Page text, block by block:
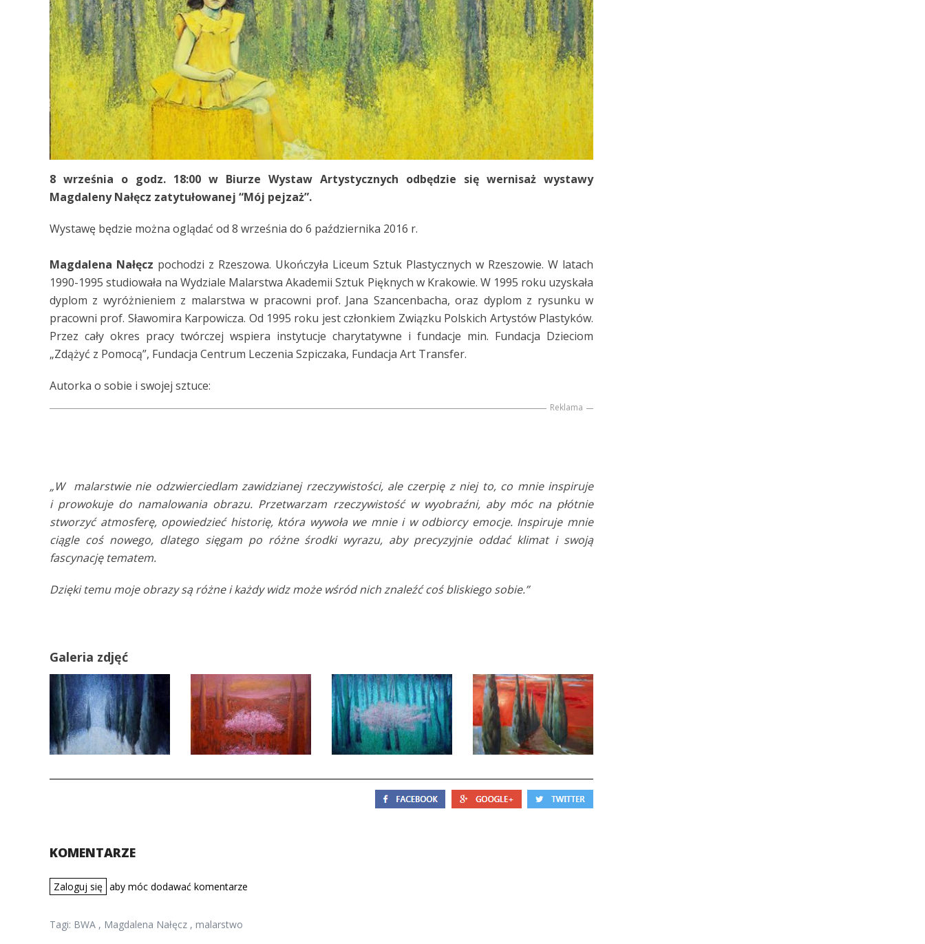
8 września o godz. 18:00 w Biurze Wystaw Artystycznych odbędzie się wernisaż wystawy
Magdaleny Nałęcz zatytułowanej “Mój pejzaż”.
Wystawę będzie można oglądać od 8 września do 6 października 2016 r.
Magdalena Nałęcz pochodzi z Rzeszowa. Ukończyła Liceum Sztuk Plastycznych w Rzeszowie. W latach
1990-1995 studiowała na Wydziale Malarstwa Akademii Sztuk Pięknych w Krakowie. W 1995 roku uzyskała
dyplom z wyróżnieniem z malarstwa w pracowni prof. Jana Szancenbacha, oraz dyplom z rysunku w
pracowni prof. Sławomira Karpowicza. Od 1995 roku jest członkiem Związku Polskich Artystów Plastyków.
Przez cały okres pracy twórczej wspiera instytucje charytatywne i fundacje min. Fundacja Dzieciom
„Zdążyć z Pomocą”, Fundacja Centrum Leczenia Szpiczaka, Fundacja Art Transfer.
Autorka o sobie i swojej sztuce:
Reklama
„W malarstwie nie odzwierciedlam zawidzianej rzeczywistości, ale czerpię z niej to, co mnie inspiruje
i prowokuje do namalowania obrazu. Przetwarzam rzeczywistość w wyobraźni, aby móc na płótnie
stworzyć atmosferę, opowiedzieć historię, która wywoła we mnie i w odbiorcy emocje. Inspiruje mnie
ciągle coś nowego, dlatego sięgam po różne środki wyrazu, aby precyzyjnie oddać klimat i swoją
fascynację tematem.
Dzięki temu moje obrazy są różne i każdy widz może wśród nich znaleźć coś bliskiego sobie.”
Galeria zdjęć
KOMENTARZE
Zaloguj się aby móc dodawać komentarze
Tagi: BWA , Magdalena Nałęcz , malarstwo